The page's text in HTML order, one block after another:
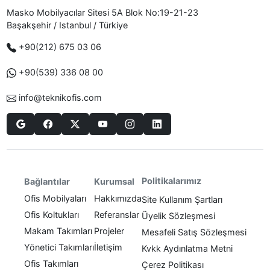
Masko Mobilyacılar Sitesi 5A Blok No:19-21-23
Başakşehir / Istanbul / Türkiye
+90(212) 675 03 06
+90(539) 336 08 00
info@teknikofis.com
Bağlantılar
Ofis Mobilyaları
Ofis Koltukları
Makam Takımları
Yönetici Takımları
Ofis Takımları
Kurumsal
Hakkımızda
Referanslar
Projeler
İletişim
Politikalarımız
Site Kullanım Şartları
Üyelik Sözleşmesi
Mesafeli Satış Sözleşmesi
Kvkk Aydınlatma Metni
Çerez Politikası